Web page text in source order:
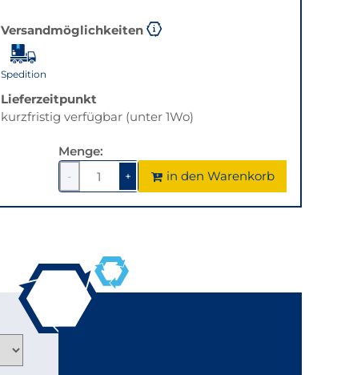
Versandmöglichkeiten
Spedition
Lieferzeitpunkt
kurzfristig verfügbar (unter 1Wo)
Menge:
-
1
um
1
+
1
um
1
in den Warenkorb